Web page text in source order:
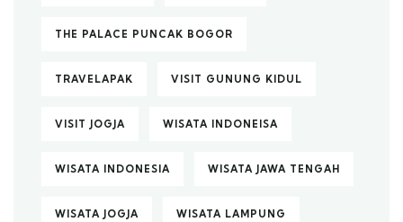
THE PALACE PUNCAK BOGOR
TRAVELAPAK VISIT GUNUNG KIDUL
VISIT JOGJA WISATA INDONEISA
WISATA INDONESIA WISATA JAWA TENGAH
WISATA JOGJA WISATA LAMPUNG